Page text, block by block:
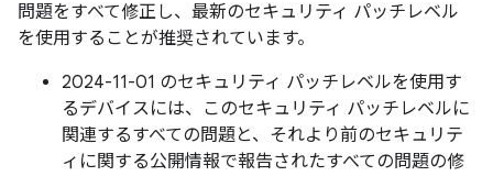
問題をすべて修正し、最新のセキュリティ パッチレベル
を使用することが推奨されています。
2024-11-01 のセキュリティ パッチレベルを使用す
るデバイスには、このセキュリティ パッチレベルに
関連するすべての問題と、それより前のセキュリテ
ィに関する公開情報で報告されたすべての問題の修